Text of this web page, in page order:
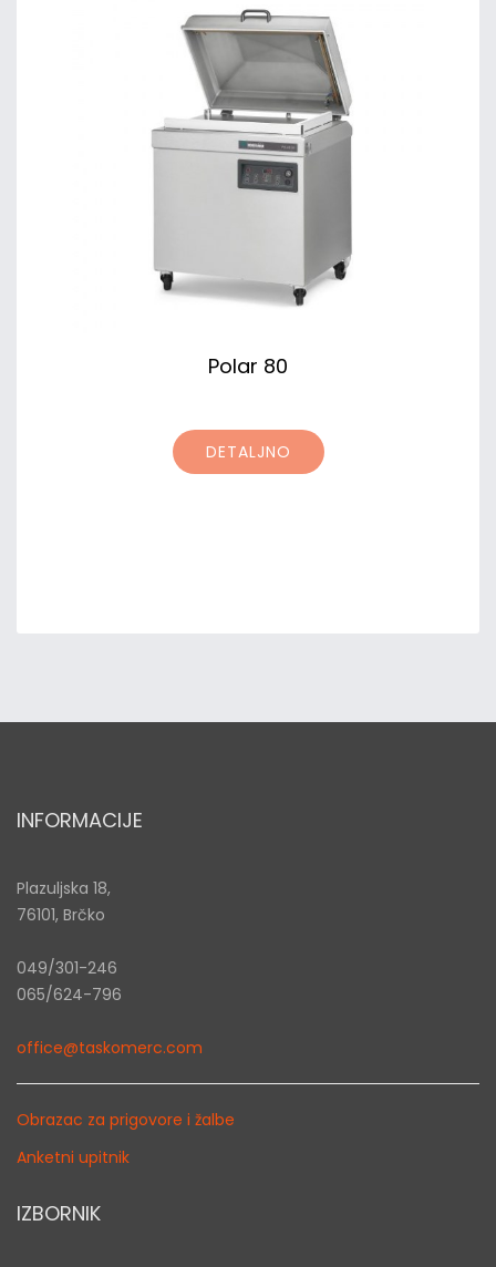
Polar 80
DETALJNO
INFORMACIJE
Plazuljska 18,
76101, Brčko
049/301-246
065/624-796
office@taskomerc.com
Obrazac za prigovore i žalbe
Anketni upitnik
IZBORNIK